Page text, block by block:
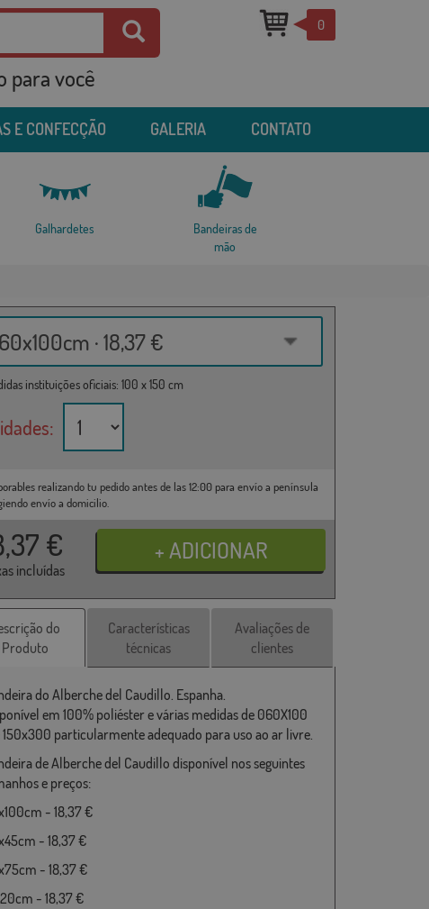
para você
0
E CONFECÇÃO GALERIA CONTATO
Galhardetes
Bandeiras de
mão
60x100cm · 18,37 €
instituições oficiais: 100 x 150 cm
realizando tu pedido antes de las 12:00 para envío a península
envío a domicilio.
€
incluídas
do
Produto
Características
técnicas
Avaliações de
clientes
do Alberche del Caudillo. Espanha.
em 100% poliéster e várias medidas de 060X100
150x300 particularmente adequado para uso ao ar livre.
de Alberche del Caudillo disponível nos seguintes
e preços:
- 18,37 €
- 18,37 €
- 18,37 €
- 18,37 €